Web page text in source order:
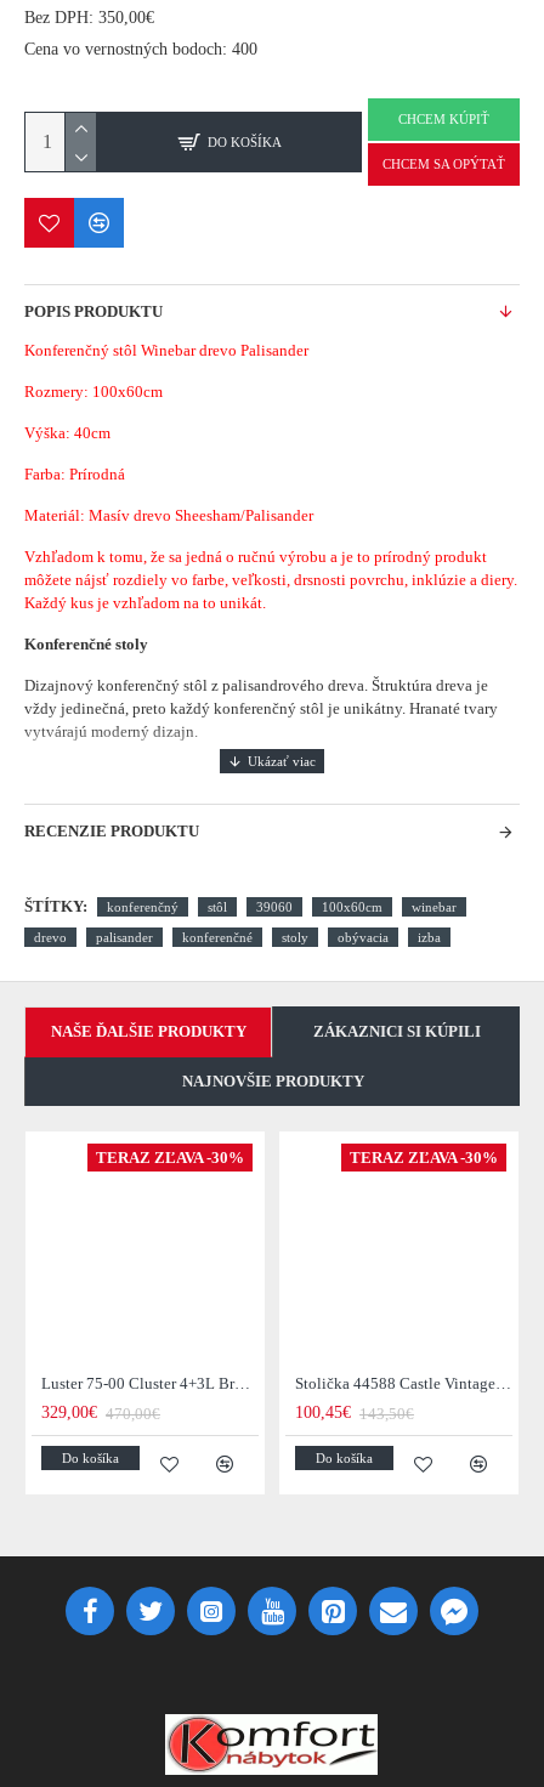
Bez DPH: 350,00€
Cena vo vernostných bodoch: 400
DO KOŠÍKA
CHCEM KÚPIŤ
CHCEM SA OPÝTAŤ
POPIS PRODUKTU
Konferenčný stôl Winebar drevo Palisander
Rozmery: 100x60cm
Výška: 40cm
Farba: Prírodná
Materiál: Masív drevo Sheesham/Palisander
Vzhľadom k tomu, že sa jedná o ručnú výrobu a je to prírodný produkt
môžete nájsť rozdiely vo farbe, veľkosti, drsnosti povrchu, inklúzie a diery.
Každý kus je vzhľadom na to unikát.
Konferenčné stoly
Dizajnový konferenčný stôl z palisandrového dreva. Štruktúra dreva je
vždy jedinečná, preto každý konferenčný stôl je unikátny. Hranaté tvary
vytvárajú moderný dizajn.
RECENZIE PRODUKTU
ŠTÍTKY: konferenčný stôl 39060 100x60cm winebar
drevo palisander konferenčné stoly obývacia izba
NAŠE ĎALŠIE PRODUKTY ZÁKAZNICI SI KÚPILI
NAJNOVŠIE PRODUKTY
TERAZ ZĽAVA -30%
Luster 75-00 Cluster 4+3L Brown + Jantar Glass
329,00€ 470,00€
Do košíka
TERAZ ZĽAVA -30%
Stolička 44588 Castle Vintage Black
100,45€ 143,50€
Do košíka